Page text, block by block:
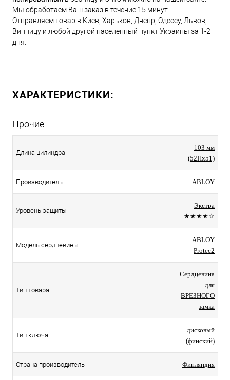
Мы обработаем Ваш заказ в течение 15 минут.
Отправляем товар в Киев, Харьков, Днепр, Одессу, Львов,
Винницу и любой другой населенный пункт Украины за 1-2
дня.
ХАРАКТЕРИСТИКИ:
Прочие
Длина цилиндра
103 мм
(52Hx51)
Производитель ABLOY
Уровень защиты
Экстра
★★★★☆
Модель сердцевины
ABLOY
Protec2
Тип товара
Сердцевина
для
ВРЕЗНОГО
замка
Тип ключа
дисковый
(финский)
Страна производитель Финляндия